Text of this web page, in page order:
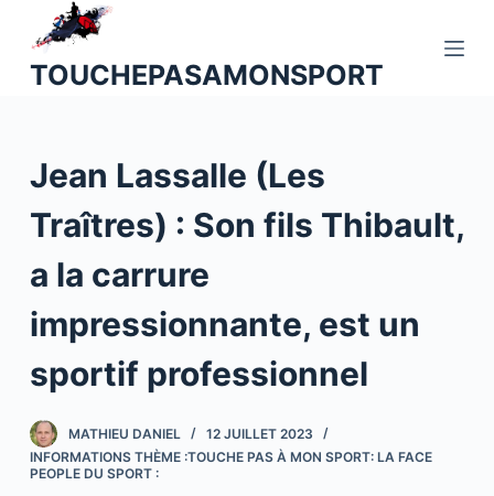
o
n
e
u
TOUCHEPASAMONSPORT
Jean Lassalle (Les
Traîtres) : Son fils Thibault,
a la carrure
impressionnante, est un
sportif professionnel
MATHIEU DANIEL
12 JUILLET 2023
INFORMATIONS THÈME :TOUCHE PAS À MON SPORT: LA FACE
PEOPLE DU SPORT :